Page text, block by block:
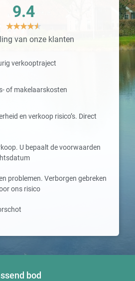
9.4
★★★★★
van onze klanten
verkooptraject
of makelaarskosten
en verkoop risico’s. Direct
U bepaalt de voorwaarden
problemen. Verborgen gebreken
ons risico
bod